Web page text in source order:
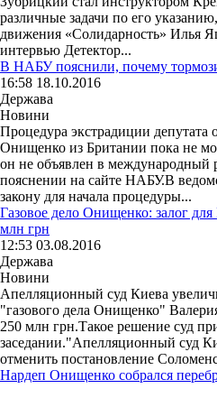
различные задачи по его
движения «Солидарность» Илья
интервью Детектор...
В НАБУ пояснили, почему
16:58 18.10.2016
Держава
Новини
Процедура экстрадиции
Онищенко из Британии пока не
он не объявлен в международный
пояснении на сайте НАБУ.В
закону для начала процедуры...
Газовое дело Онищенко: залог
млн грн
12:53 03.08.2016
Держава
Новини
Апелляционный суд Киева
"газового дела Онищенко"
250 млн грн.Такое решение суд
заседании."Апелляционный суд
отменить постановление
Нардеп Онищенко собрался